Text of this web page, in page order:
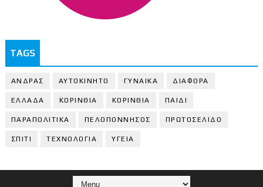
TAGS
ΑΝΔΡΑΣ ΑΥΤΟΚΙΝΗΤΟ ΓΥΝΑΙΚΑ ΔΙΑΦΟΡΑ
ΕΛΛΑΔΑ ΚΟΡΙΝΘΙΑ ΚΟΡΙΝΘΙA ΠΑΙΔΙ
ΠΑΡΑΠΟΛΙΤΙΚΑ ΠΕΛΟΠΟΝΝΗΣΟΣ ΠΡΩΤΟΣΕΛΙΔΟ
ΣΠΙΤΙ ΤΕΧΝΟΛΟΓΙΑ ΥΓΕΙΑ